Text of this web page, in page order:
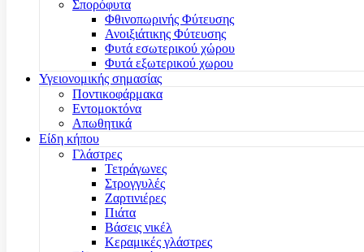
Σπορόφυτα
Φθινοπωρινής Φύτευσης
Ανοιξιάτικης Φύτευσης
Φυτά εσωτερικού χώρου
Φυτά εξωτερικού χωρου
Υγειονομικής σημασίας
Ποντικοφάρμακα
Εντομοκτόνα
Απωθητικά
Είδη κήπου
Γλάστρες
Τετράγωνες
Στρογγυλές
Ζαρτινιέρες
Πιάτα
Βάσεις νικέλ
Κεραμικές γλάστρες